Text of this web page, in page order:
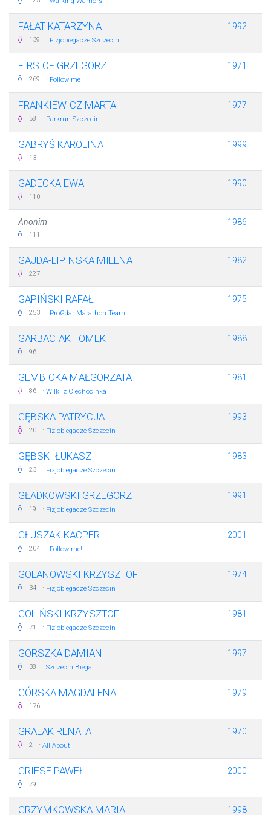
FAŁAT KATARZYNA
139 · Fizjobiegacze Szczecin
1992
FIRSIOF GRZEGORZ
269 · Follow me
1971
FRANKIEWICZ MARTA
58 · Parkrun Szczecin
1977
GABRYŚ KAROLINA
13
1999
GADECKA EWA
110
1990
Anonim
111
1986
GAJDA-LIPINSKA MILENA
227
1982
GAPIŃSKI RAFAŁ
253 · ProGdar Marathon Team
1975
GARBACIAK TOMEK
96
1988
GEMBICKA MAŁGORZATA
86 · Wilki z Ciechocinka
1981
GĘBSKA PATRYCJA
20 · Fizjobiegacze Szczecin
1993
GĘBSKI ŁUKASZ
23 · Fizjobiegacze Szczecin
1983
GŁADKOWSKI GRZEGORZ
19 · Fizjobiegacze Szczecin
1991
GŁUSZAK KACPER
204 · Follow me!
2001
GOLANOWSKI KRZYSZTOF
34 · Fizjobiegacze Szczecin
1974
GOLIŃSKI KRZYSZTOF
71 · Fizjobiegacze Szczecin
1981
GORSZKA DAMIAN
38 · Szczecin Biega
1997
GÓRSKA MAGDALENA
176
1979
GRALAK RENATA
2 · All About
1970
GRIESE PAWEŁ
79
2000
GRZYMKOWSKA MARIA 1998